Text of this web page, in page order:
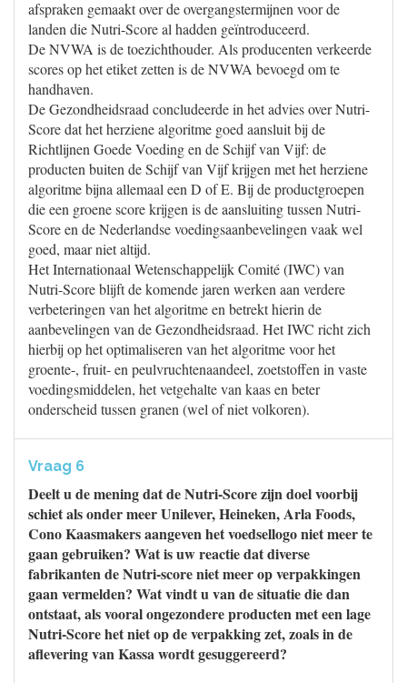
afspraken gemaakt over de overgangstermijnen voor de
landen die Nutri-Score al hadden geïntroduceerd.
De NVWA is de toezichthouder. Als producenten verkeerde
scores op het etiket zetten is de NVWA bevoegd om te
handhaven.
De Gezondheidsraad concludeerde in het advies over Nutri-
Score dat het herziene algoritme goed aansluit bij de
Richtlijnen Goede Voeding en de Schijf van Vijf: de
producten buiten de Schijf van Vijf krijgen met het herziene
algoritme bijna allemaal een D of E. Bij de productgroepen
die een groene score krijgen is de aansluiting tussen Nutri-
Score en de Nederlandse voedingsaanbevelingen vaak wel
goed, maar niet altijd.
Het Internationaal Wetenschappelijk Comité (IWC) van
Nutri-Score blijft de komende jaren werken aan verdere
verbeteringen van het algoritme en betrekt hierin de
aanbevelingen van de Gezondheidsraad. Het IWC richt zich
hierbij op het optimaliseren van het algoritme voor het
groente-, fruit- en peulvruchtenaandeel, zoetstoffen in vaste
voedingsmiddelen, het vetgehalte van kaas en beter
onderscheid tussen granen (wel of niet volkoren).
Vraag 6
Deelt u de mening dat de Nutri-Score zijn doel voorbij
schiet als onder meer Unilever, Heineken, Arla Foods,
Cono Kaasmakers aangeven het voedsellogo niet meer te
gaan gebruiken? Wat is uw reactie dat diverse
fabrikanten de Nutri-score niet meer op verpakkingen
gaan vermelden? Wat vindt u van de situatie die dan
ontstaat, als vooral ongezondere producten met een lage
Nutri-Score het niet op de verpakking zet, zoals in de
aflevering van Kassa wordt gesuggereerd?